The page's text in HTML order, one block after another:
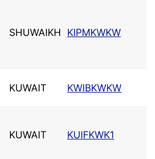
SHUWAIKH KIPMKWKW
KUWAIT KWIBKWKW
KUWAIT KUIFKWK1